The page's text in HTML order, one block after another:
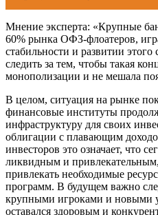
Мнение эксперта: «Крупные
60% рынка ОФЗ-флоатеров,
стабильности и развитии
следить за тем, чтобы такая
монополизации и не мешала
В целом, ситуация на рынке
финансовые институты
инфраструктуру для своих
облигации с плавающим
инвесторов это означает, что
ликвидным и
привлекать необходимые
программ. В будущем важно
крупными игроками и новыми
оставался здоровым и